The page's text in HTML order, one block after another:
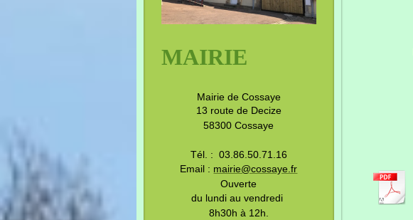
MAIRIE
Mairie de Cossaye
13 route de Decize
58300 Cossaye
Tél. : 03.86.50.71.16
Email : mairie@cossaye.fr
Ouverte
du lundi au vendredi
8h30h à 12h.